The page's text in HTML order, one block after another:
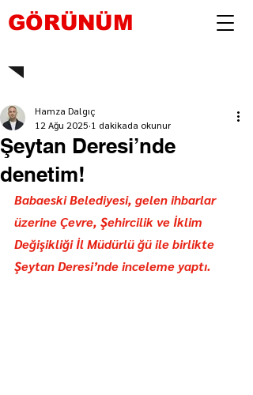
GÖRÜNÜM
Şeytan Deresi’nde
denetim!
Hamza Dalgıç
12 Ağu 2025 1 dakikada okunur
Babaeski Belediyesi, gelen ihbarlar
üzerine Çevre, Şehircilik ve İklim
Değişikliği İl Müdürlü ğü ile birlikte
Şeytan Deresi’nde inceleme yaptı.